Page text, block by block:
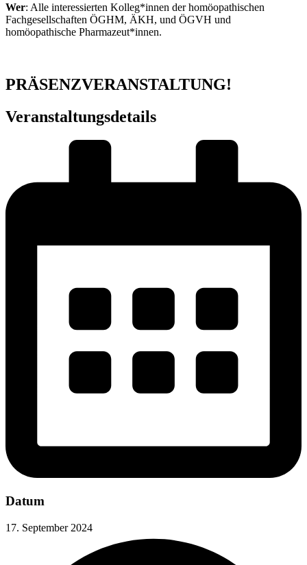
Wer: Alle interessierten Kolleg*innen der homöopathischen
Fachgesellschaften ÖGHM, ÄKH, und ÖGVH und
homöopathische Pharmazeut*innen.
PRÄSENZVERANSTALTUNG!
Veranstaltungsdetails
Datum
17. September 2024